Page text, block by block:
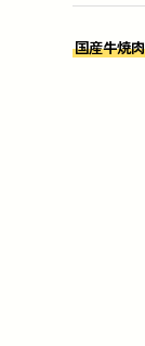
国産牛焼